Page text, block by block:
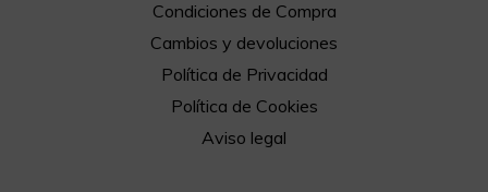
Condiciones de Compra
Cambios y devoluciones
Política de Privacidad
Política de Cookies
Aviso legal